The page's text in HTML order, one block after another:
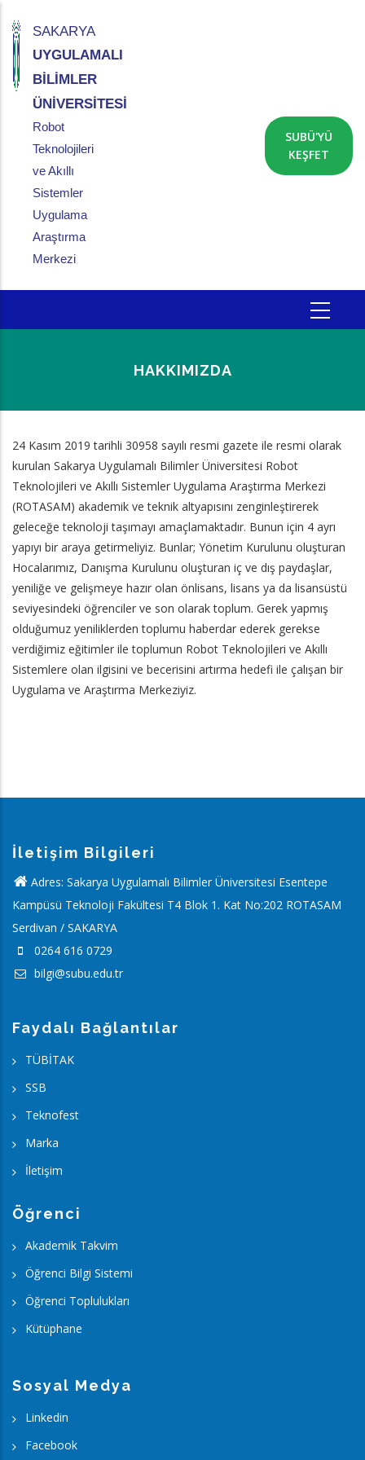
içeriğe
atla
SAKARYA
UYGULAMALI
BİLİMLER
ÜNİVERSİTESİ
Robot
Teknolojileri
ve Akıllı
Sistemler
Uygulama
Araştırma
Merkezi
SUBÜ'YÜ
KEŞFET
HAKKIMIZDA
Yolu
24 Kasım 2019 tarihli 30958 sayılı resmi gazete ile resmi olarak
kurulan Sakarya Uygulamalı Bilimler Üniversitesi Robot
Teknolojileri ve Akıllı Sistemler Uygulama Araştırma Merkezi
(ROTASAM) akademik ve teknik altyapısını zenginleştirerek
geleceğe teknoloji taşımayı amaçlamaktadır. Bunun için 4 ayrı
yapıyı bir araya getirmeliyiz. Bunlar; Yönetim Kurulunu oluşturan
Hocalarımız, Danışma Kurulunu oluşturan iç ve dış paydaşlar,
yeniliğe ve gelişmeye hazır olan önlisans, lisans ya da lisansüstü
seviyesindeki öğrenciler ve son olarak toplum. Gerek yapmış
olduğumuz yeniliklerden toplumu haberdar ederek gerekse
verdiğimiz eğitimler ile toplumun Robot Teknolojileri ve Akıllı
Sistemlere olan ilgisini ve becerisini artırma hedefi ile çalışan bir
Uygulama ve Araştırma Merkeziyiz.
İletişim Bilgileri
Adres: Sakarya Uygulamalı Bilimler Üniversitesi Esentepe
Kampüsü Teknoloji Fakültesi T4 Blok 1. Kat No:202 ROTASAM
Serdivan / SAKARYA
0264 616 0729
bilgi@subu.edu.tr
Faydalı Bağlantılar
TÜBİTAK
SSB
Teknofest
Marka
İletişim
Öğrenci
Akademik Takvim
Öğrenci Bilgi Sistemi
Öğrenci Toplulukları
Kütüphane
Sosyal Medya
Linkedin
Facebook